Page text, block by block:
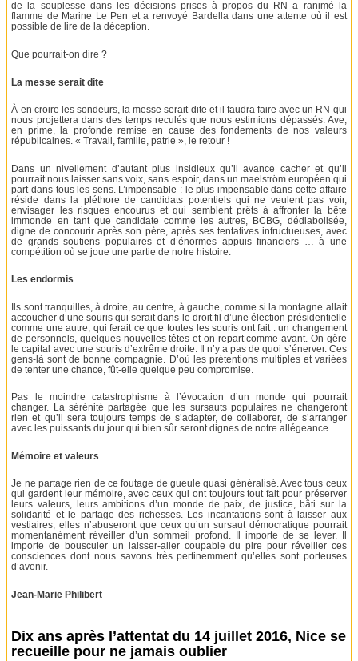
de la souplesse dans les décisions prises à propos du RN a ranimé la
flamme de Marine Le Pen et a renvoyé Bardella dans une attente où il est
possible de lire de la déception.
Que pourrait-on dire ?
La messe serait dite
À en croire les sondeurs, la messe serait dite et il faudra faire avec un RN qui
nous projettera dans des temps reculés que nous estimions dépassés. Ave,
en prime, la profonde remise en cause des fondements de nos valeurs
républicaines. « Travail, famille, patrie », le retour !
Dans un nivellement d’autant plus insidieux qu’il avance cacher et qu’il
pourrait nous laisser sans voix, sans espoir, dans un maelström européen qui
part dans tous les sens. L’impensable : le plus impensable dans cette affaire
réside dans la pléthore de candidats potentiels qui ne veulent pas voir,
envisager les risques encourus et qui semblent prêts à affronter la bête
immonde en tant que candidate comme les autres, BCBG, dédiabolisée,
digne de concourir après son père, après ses tentatives infructueuses, avec
de grands soutiens populaires et d’énormes appuis financiers … à une
compétition où se joue une partie de notre histoire.
Les endormis
Ils sont tranquilles, à droite, au centre, à gauche, comme si la montagne allait
accoucher d’une souris qui serait dans le droit fil d’une élection présidentielle
comme une autre, qui ferait ce que toutes les souris ont fait : un changement
de personnels, quelques nouvelles têtes et on repart comme avant. On gère
le capital avec une souris d’extrême droite. Il n’y a pas de quoi s’énerver. Ces
gens-là sont de bonne compagnie. D’où les prétentions multiples et variées
de tenter une chance, fût-elle quelque peu compromise.
Pas le moindre catastrophisme à l’évocation d’un monde qui pourrait
changer. La sérénité partagée que les sursauts populaires ne changeront
rien et qu’il sera toujours temps de s’adapter, de collaborer, de s’arranger
avec les puissants du jour qui bien sûr seront dignes de notre allégeance.
Mémoire et valeurs
Je ne partage rien de ce foutage de gueule quasi généralisé. Avec tous ceux
qui gardent leur mémoire, avec ceux qui ont toujours tout fait pour préserver
leurs valeurs, leurs ambitions d’un monde de paix, de justice, bâti sur la
solidarité et le partage des richesses. Les incantations sont à laisser aux
vestiaires, elles n’abuseront que ceux qu’un sursaut démocratique pourrait
momentanément réveiller d’un sommeil profond. Il importe de se lever. Il
importe de bousculer un laisser-aller coupable du pire pour réveiller ces
consciences dont nous savons très pertinemment qu’elles sont porteuses
d’avenir.
Jean-Marie Philibert
Dix ans après l’attentat du 14 juillet 2016, Nice se
recueille pour ne jamais oublier